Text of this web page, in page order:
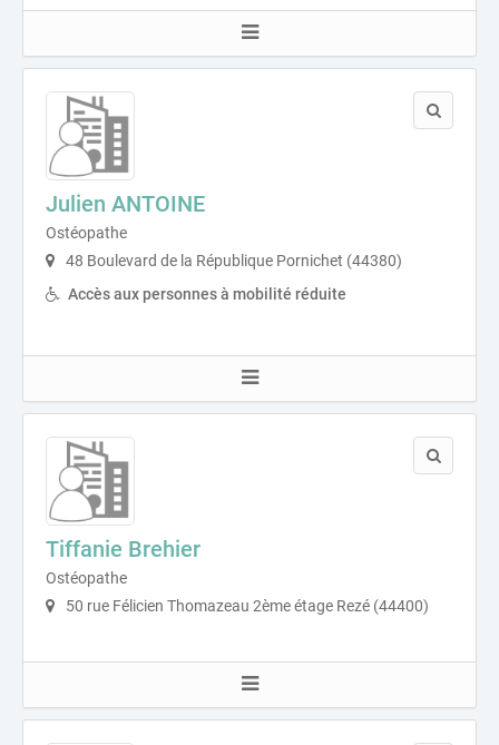
Julien ANTOINE
Ostéopathe
48 Boulevard de la République Pornichet (44380)
Accès aux personnes à mobilité réduite
Tiffanie Brehier
Ostéopathe
50 rue Félicien Thomazeau 2ème étage Rezé (44400)